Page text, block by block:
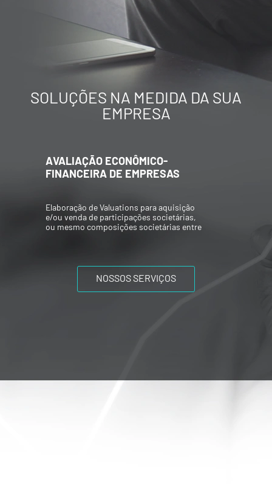
SOLUÇÕES NA MEDIDA DA SUA
EMPRESA
AVALIAÇÃO ECONÔMICO-
FINANCEIRA DE EMPRESAS
Elaboração de Valuations para aquisição
e/ou venda de participações societárias,
ou mesmo composições societárias entre
NOSSOS SERVIÇOS